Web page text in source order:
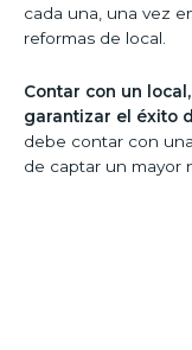
cada una, una vez
reformas de local.
Contar con un
garantizar el éxito
debe contar con
de captar un mayor